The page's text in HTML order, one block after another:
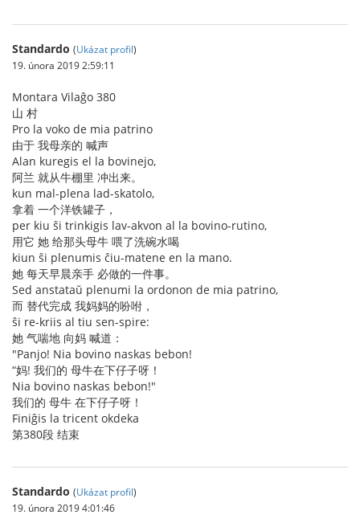
Standardo (Ukázat profil)
19. února 2019 2:59:11
Montara Vilaĝo 380
山 村
Pro la voko de mia patrino
由于 我母亲的 喊声
Alan kuregis el la bovinejo,
阿兰 就从牛棚里 冲出来。
kun mal-plena lad-skatolo,
拿着 一个洋铁罐子，
per kiu ŝi trinkigis lav-akvon al la bovino-rutino,
用它 她 给那头母牛 喂了洗碗水喝
kiun ŝi plenumis ĉiu-matene en la mano.
她 每天早晨亲手 必做的一件事。
Sed anstataŭ plenumi la ordonon de mia patrino,
而 替代完成 我妈妈的吩咐，
ŝi re-kriis al tiu sen-spire:
她 气喘地 向妈 喊道：
"Panjo! Nia bovino naskas bebon!
“妈! 我们的 母牛在下仔子呀！
Nia bovino naskas bebon!"
我们的 母牛 在下仔子呀！
Finiĝis la tricent okdeka
第380段 结束
Standardo (Ukázat profil)
19. února 2019 4:01:46